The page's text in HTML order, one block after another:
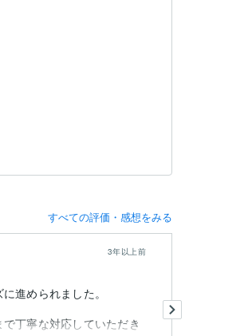
すべての評価・感想をみる
3年以上前
進められました。
丁寧な対応していただき